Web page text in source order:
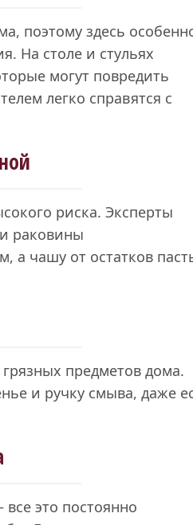
поэтому здесь
На столе и стульях
могут повредить
легко справятся с
риска. Эксперты
раковины
а чашу от остатков
предметов дома.
и ручку смыва, даже
это постоянно